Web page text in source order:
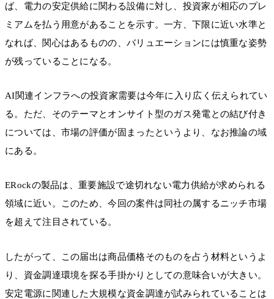
ば、電力の安定供給に関わる設備に対し、投資家が相応のプレ
ミアムを払う用意があることを示す。一方、下限に近い水準と
なれば、関心はあるものの、バリュエーションには慎重な姿勢
が残っていることになる。
AI関連インフラへの投資家需要は今年に入り広く伝えられてい
る。ただ、そのテーマとオンサイト型のガス発電との結び付き
については、市場の評価が固まったというより、なお推論の域
にある。
ERockの製品は、重要施設で途切れない電力供給が求められる
領域に近い。このため、今回の案件は同社の属するニッチ市場
を超えて注目されている。
したがって、この届出は商品価格そのものを占う材料というよ
り、資金調達環境を探る手掛かりとしての意味合いが大きい。
安定電源に関連した大規模な資金調達が試みられていることは